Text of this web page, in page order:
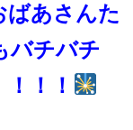
ばあさんた
バチバチ
！！